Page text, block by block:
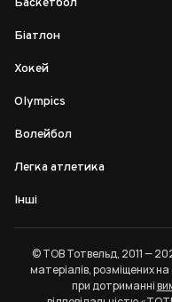
Баскетбол
Біатлон
Хокей
Olympics
Волейбол
Легка атлетика
Інші
© ТОВ Тотвельд, 2011 —
матеріалів, розміщених
при дотриманні